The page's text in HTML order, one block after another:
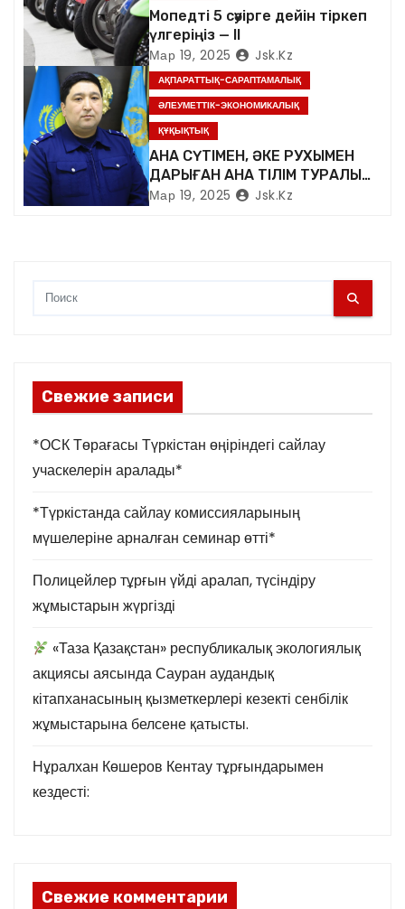
с
я
м
Мопедті 5 сәуірге дейін тіркеп
үлгеріңіз — ІІ
Мар 19, 2025 Jsk.kz
АҚПАРАТТЫҚ-САРАПТАМАЛЫҚ
ӘЛЕУМЕТТІК-ЭКОНОМИКАЛЫҚ
ҚҰҚЫҚТЫҚ
АНА СҮТІМЕН, ӘКЕ РУХЫМЕН
ДАРЫҒАН АНА ТІЛІМ ТУРАЛЫ…
Мар 19, 2025 Jsk.kz
Свежие записи
*ОСК Төрағасы Түркістан өңіріндегі сайлау
учаскелерін аралады*
*Түркістанда сайлау комиссияларының
мүшелеріне арналған семинар өтті*
Полицейлер тұрғын үйді аралап, түсіндіру
жұмыстарын жүргізді
«Таза Қазақстан» республикалық экологиялық
акциясы аясында Сауран аудандық
кітапханасының қызметкерлері кезекті сенбілік
жұмыстарына белсене қатысты.
Нұралхан Көшеров Кентау тұрғындарымен
кездесті:
Свежие комментарии